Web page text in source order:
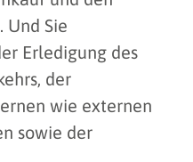
Und Sie
Erledigung des
der
wie externen
sowie der